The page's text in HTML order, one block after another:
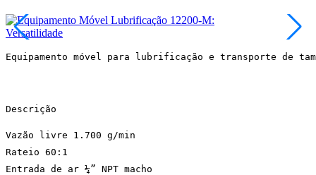
Equipamento móvel para lubrificação e transporte de
Descrição
Vazão livre 1.700 g/min
Rateio 60:1
Entrada de ar ¼” NPT macho